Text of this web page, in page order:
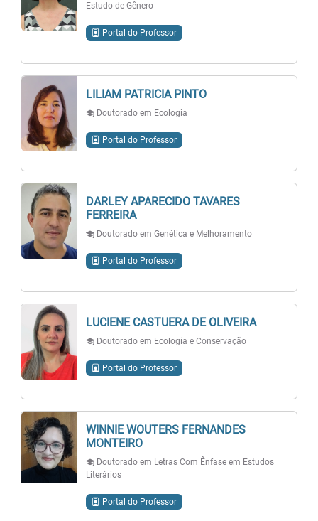
Estudo de Gênero
Portal do Professor
LILIAM PATRICIA PINTO
Doutorado em Ecologia
Portal do Professor
DARLEY APARECIDO TAVARES
FERREIRA
Doutorado em Genética e Melhoramento
Portal do Professor
LUCIENE CASTUERA DE OLIVEIRA
Doutorado em Ecologia e Conservação
Portal do Professor
WINNIE WOUTERS FERNANDES
MONTEIRO
Doutorado em Letras Com Ênfase em Estudos
Literários
Portal do Professor